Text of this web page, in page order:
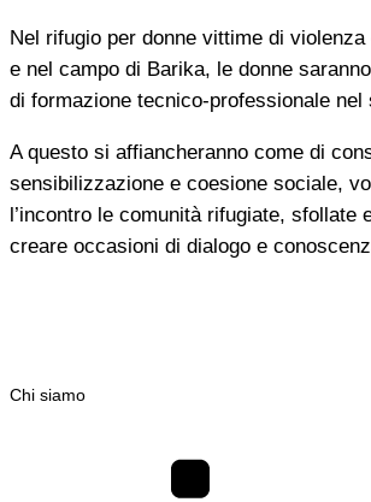
Nel rifugio per donne vittime di
e nel campo di Barika, le donne
di formazione tecnico-professionale nel
A questo si affiancheranno come di
sensibilizzazione e coesione sociale,
l’incontro le comunità rifugiate, sfollate
creare occasioni di dialogo e
Chi siamo